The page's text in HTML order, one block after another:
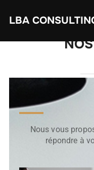
LBA
Nous vous
répondre à